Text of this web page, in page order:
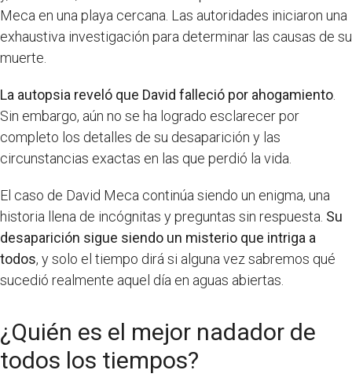
Meca en una playa cercana. Las autoridades iniciaron una
exhaustiva investigación para determinar las causas de su
muerte.
La autopsia reveló que David falleció por ahogamiento.
Sin embargo, aún no se ha logrado esclarecer por
completo los detalles de su desaparición y las
circunstancias exactas en las que perdió la vida.
El caso de David Meca continúa siendo un enigma, una
historia llena de incógnitas y preguntas sin respuesta. Su
desaparición sigue siendo un misterio que intriga a
todos, y solo el tiempo dirá si alguna vez sabremos qué
sucedió realmente aquel día en aguas abiertas.
¿Quién es el mejor nadador de
todos los tiempos?